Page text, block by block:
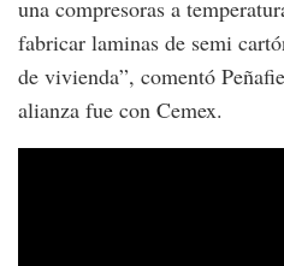
una compresoras a
fabricar laminas de semi
de vivienda”, comentó
alianza fue con Cemex.